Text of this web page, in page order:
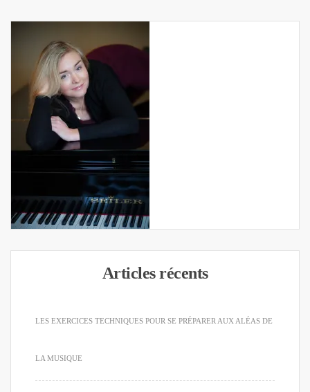
Articles récents
LES EXERCICES TECHNIQUES POUR SE PRÉPARER AUX ALÉAS DE
LA MUSIQUE